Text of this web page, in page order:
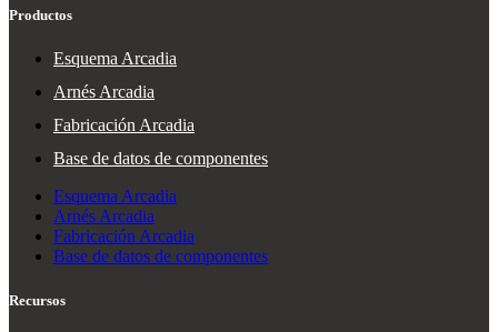
Productos
Esquema Arcadia
Arnés Arcadia
Fabricación Arcadia
Base de datos de componentes
Esquema Arcadia
Arnés Arcadia
Fabricación Arcadia
Base de datos de componentes
Recursos